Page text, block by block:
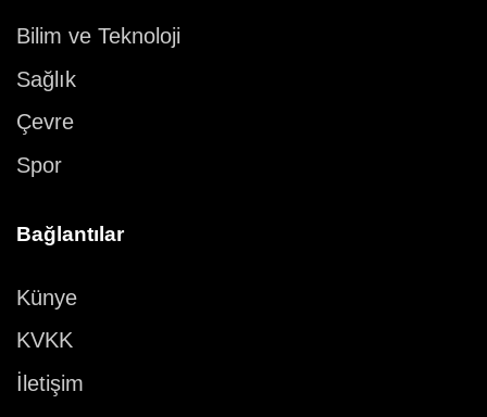
Bilim ve Teknoloji
Sağlık
Çevre
Spor
Bağlantılar
Künye
KVKK
İletişim